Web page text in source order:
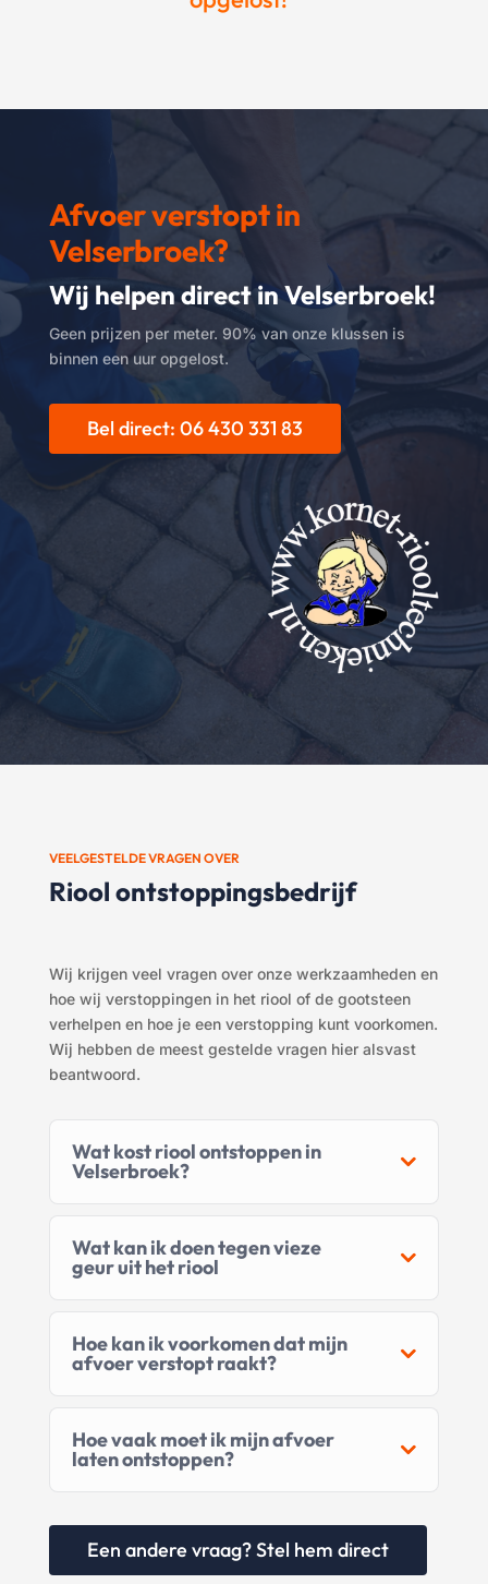
Afvoer verstopt in
Velserbroek?
Wij helpen direct in Velserbroek!
Geen prijzen per meter. 90% van onze klussen is
binnen een uur opgelost.
Bel direct: 06 430 331 83
VEELGESTELDE VRAGEN OVER
Riool ontstoppingsbedrijf
Wij krijgen veel vragen over onze werkzaamheden en
hoe wij verstoppingen in het riool of de gootsteen
verhelpen en hoe je een verstopping kunt voorkomen.
Wij hebben de meest gestelde vragen hier alsvast
beantwoord.
Wat kost riool ontstoppen in
Velserbroek?
Wat kan ik doen tegen vieze
geur uit het riool
Hoe kan ik voorkomen dat mijn
afvoer verstopt raakt?
Hoe vaak moet ik mijn afvoer
laten ontstoppen?
Een andere vraag? Stel hem direct